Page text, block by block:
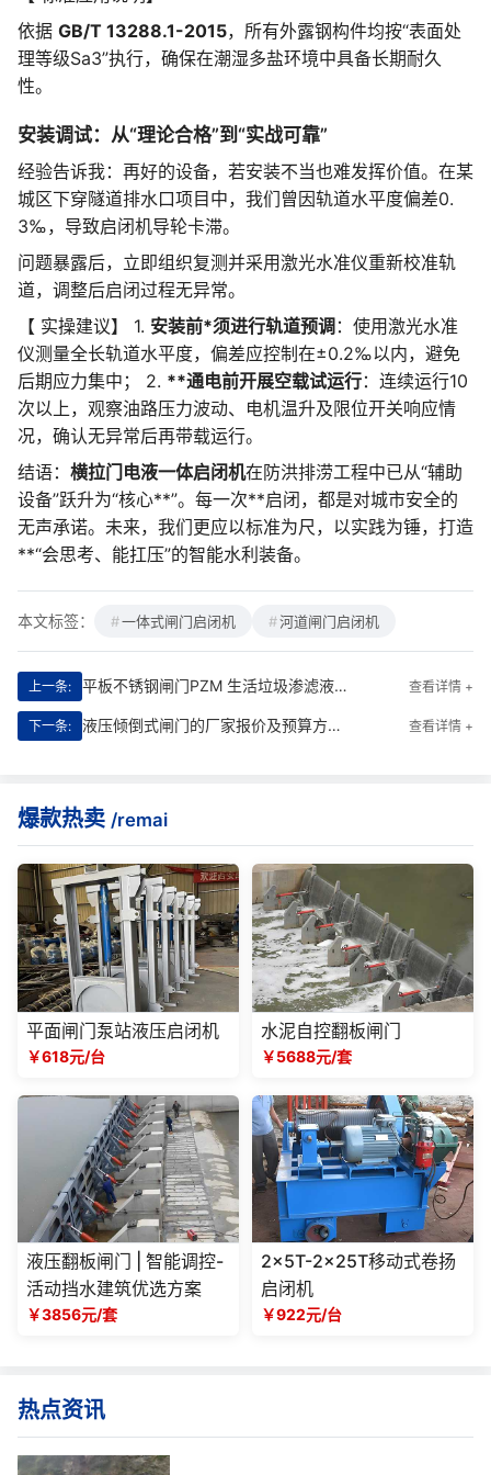
依据 GB/T 13288.1-2015，所有外露钢构件均按“表面处
理等级Sa3”执行，确保在潮湿多盐环境中具备长期耐久
性。
安装调试：从“理论合格”到“实战可靠”
经验告诉我：再好的设备，若安装不当也难发挥价值。在某
城区下穿隧道排水口项目中，我们曾因轨道水平度偏差0.
3‰，导致启闭机导轮卡滞。
问题暴露后，立即组织复测并采用激光水准仪重新校准轨
道，调整后启闭过程无异常。
【 实操建议】 1. 安装前*须进行轨道预调：使用激光水准
仪测量全长轨道水平度，偏差应控制在±0.2‰以内，避免
后期应力集中； 2. **通电前开展空载试运行：连续运行10
次以上，观察油路压力波动、电机温升及限位开关响应情
况，确认无异常后再带载运行。
结语： 横拉门电液一体启闭机在防洪排涝工程中已从“辅助
设备”跃升为“核心**”。每一次**启闭，都是对城市安全的
无声承诺。未来，我们更应以标准为尺，以实践为锤，打造
**“会思考、能扛压”的智能水利装备。
本文标签： 一体式闸门启闭机 河道闸门启闭机
上一条: 平板不锈钢闸门PZM 生活垃圾渗滤液处理站|耐腐先锋，守护环境安全 查看详情 +
下一条: 液压倾倒式闸门的厂家报价及预算方案|**节能型工程优选方案 查看详情 +
爆款热卖 /remai
平面闸门泵站液压启闭机
￥618元/台
水泥自控翻板闸门
￥5688元/套
液压翻板闸门 | 智能调控-
活动挡水建筑优选方案
￥3856元/套
2x5T-2x25T移动式卷扬
启闭机
￥922元/台
热点资讯